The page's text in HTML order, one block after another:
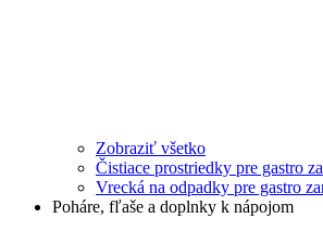
Zobraziť všetko
Čistiace prostriedky pre gastro
Vrecká na odpadky pre gastro
Poháre, fľaše a doplnky k nápojom